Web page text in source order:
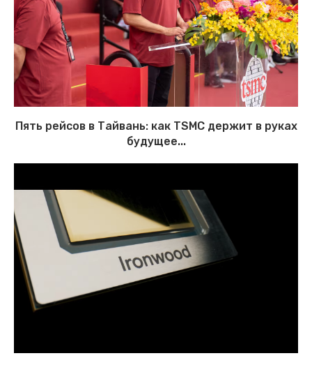
Пять рейсов в Тайвань: как TSMC держит в руках
будущее...